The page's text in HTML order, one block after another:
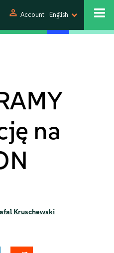
person Account English
na
Kruschewski